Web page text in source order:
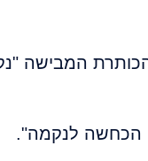
הכותרת המבישה
הכחשה לנקמה".